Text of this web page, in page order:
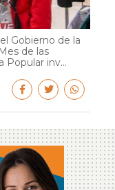
Gobierno de la
de las
Popular inv...